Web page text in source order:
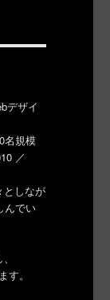
デザイ
名規模
／
としなが
んでい
。